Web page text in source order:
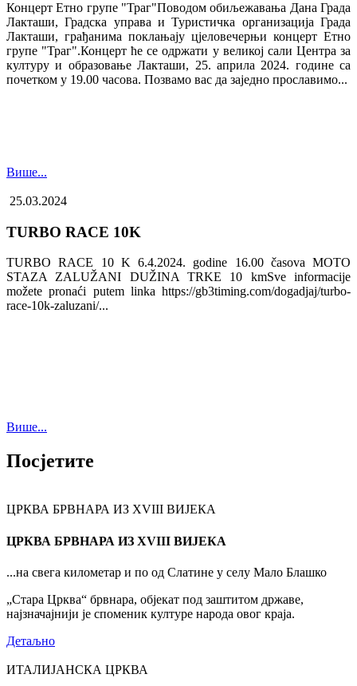
Концерт Етно групе "Траг"Поводом обиљежавања Дана Града
Лакташи, Градска управа и Туристичка организација Града
Лакташи, грађанима поклањају цјеловечерњи концерт Етно
групе "Траг".Концерт ће се одржати у великој сали Центра за
културу и образовање Лакташи, 25. априла 2024. године са
почетком у 19.00 часова. Позвамо вас да заједно прославимо...
Више...
25.03.2024
TURBO RACE 10K
TURBO RACE 10 K 6.4.2024. godine 16.00 časova MOTO
STAZA ZALUŽANI DUŽINA TRKE 10 kmSve informacije
možete pronaći putem linka https://gb3timing.com/dogadjaj/turbo-
race-10k-zaluzani/...
Више...
Посјетите
ЦРКВА БРВНАРА ИЗ XVIII ВИЈЕКА
ЦРКВА БРВНАРА ИЗ XVIII ВИЈЕКА
...на свега километар и по од Слатине у селу Мало Блашко
„Стара Црква“ брвнара, објекат под заштитом државе,
најзначајнији је споменик културе народа овог краја.
Детаљно
ИТАЛИЈАНСКА ЦРКВА